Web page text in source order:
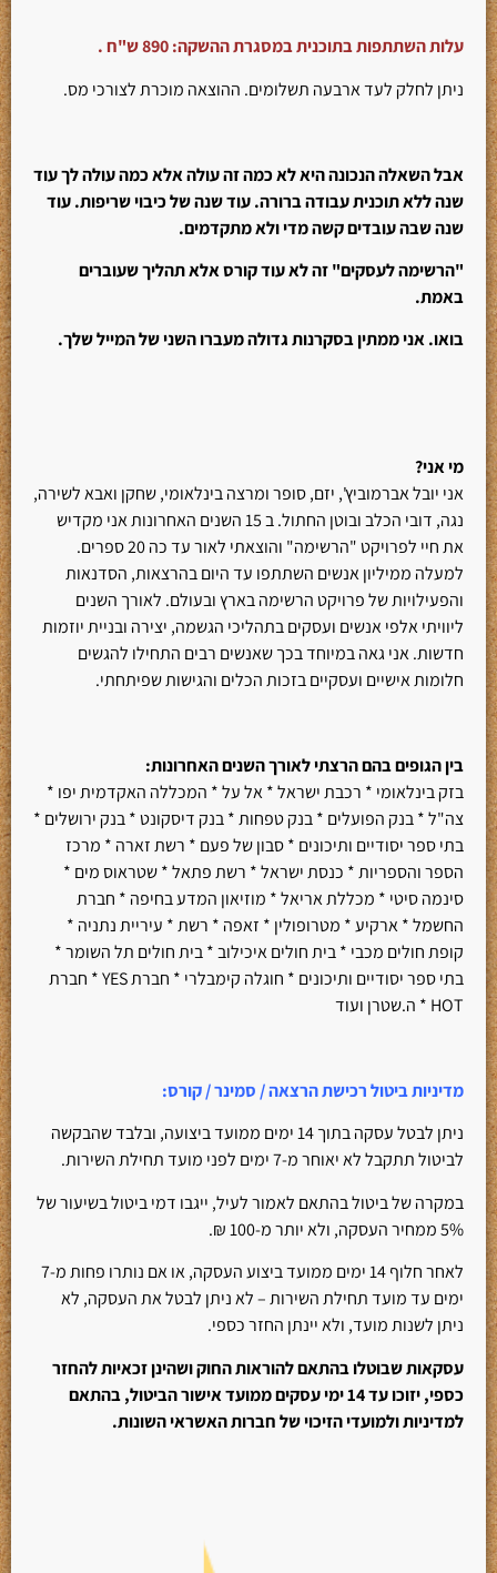
עלות השתתפות בתוכנית במסגרת ההשקה: 890 ש"ח .
ניתן לחלק לעד ארבעה תשלומים. ההוצאה מוכרת לצורכי מס.
אבל השאלה הנכונה היא לא כמה זה עולה אלא כמה עולה לך עוד
שנה ללא תוכנית עבודה ברורה. עוד שנה של כיבוי שריפות. עוד
שנה שבה עובדים קשה מדי ולא מתקדמים.
"הרשימה לעסקים" זה לא עוד קורס אלא תהליך שעוברים
באמת.
בואו.אני ממתין בסקרנות גדולה מעברו השני של המייל שלך.
מי אני?
אני יובל אברמוביץ', יזם, סופר ומרצה בינלאומי, שחקן ואבא לשירה,
נגה, דובי הכלב ובוטן החתול. ב 15 השנים האחרונות אני מקדיש
את חיי לפרויקט "הרשימה" והוצאתי לאור עד כה 20 ספרים.
למעלה ממיליון אנשים השתתפו עד היום בהרצאות, הסדנאות
והפעילויות של פרויקט הרשימה בארץ ובעולם. לאורך השנים
ליוויתי אלפי אנשים ועסקים בתהליכי הגשמה, יצירה ובניית יוזמות
חדשות. אני גאה במיוחד בכך שאנשים רבים התחילו להגשים
חלומות אישיים ועסקיים בזכות הכלים והגישות שפיתחתי.
בין הגופים בהם הרצתי לאורך השנים האחרונות:
בזק בינלאומי * רכבת ישראל * אל על * המכללה האקדמית יפו *
צה"ל * בנק הפועלים * בנק טפחות * בנק דיסקונט * בנק ירושלים *
בתי ספר יסודיים ותיכונים * סבון של פעם * רשת זארה * מרכז
הספר והספריות * כנסת ישראל * רשת פתאל * שטראוס מים *
סינמה סיטי * מכללת אריאל * מוזיאון המדע בחיפה * חברת
החשמל * ארקיע * מטרופולין * זאפה * רשת * עיריית נתניה *
קופת חולים מכבי * בית חולים איכילוב * בית חולים תל השומר *
בתי ספר יסודיים ותיכונים * חוגלה קימבלרי * חברת YES * חברת
HOT * ה.שטרן ועוד
מדיניות ביטול רכישת הרצאה / סמינר / קורס:
ניתן לבטל עסקה בתוך 14 ימים ממועד ביצועה, ובלבד שהבקשה
לביטול תתקבל לא יאוחר מ-7 ימים לפני מועד תחילת השירות.
במקרה של ביטול בהתאם לאמור לעיל, ייגבו דמי ביטול בשיעור של
5% ממחיר העסקה, ולא יותר מ-100 ₪.
לאחר חלוף 14 ימים ממועד ביצוע העסקה, או אם נותרו פחות מ-7
ימים עד מועד תחילת השירות – לא ניתן לבטל את העסקה, לא
ניתן לשנות מועד, ולא יינתן החזר כספי.
עסקאות שבוטלו בהתאם להוראות החוק ושהינן זכאיות להחזר
כספי, יזוכו עד 14 ימי עסקים ממועד אישור הביטול, בהתאם
למדיניות ולמועדי הזיכוי של חברות האשראי השונות.